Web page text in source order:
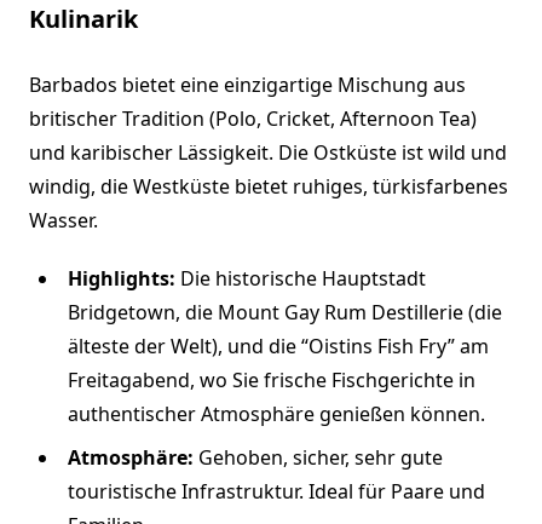
Kulinarik
Barbados bietet eine einzigartige Mischung aus
britischer Tradition (Polo, Cricket, Afternoon Tea)
und karibischer Lässigkeit. Die Ostküste ist wild und
windig, die Westküste bietet ruhiges, türkisfarbenes
Wasser.
Highlights: Die historische Hauptstadt
Bridgetown, die Mount Gay Rum Destillerie (die
älteste der Welt), und die “Oistins Fish Fry” am
Freitagabend, wo Sie frische Fischgerichte in
authentischer Atmosphäre genießen können.
Atmosphäre: Gehoben, sicher, sehr gute
touristische Infrastruktur. Ideal für Paare und